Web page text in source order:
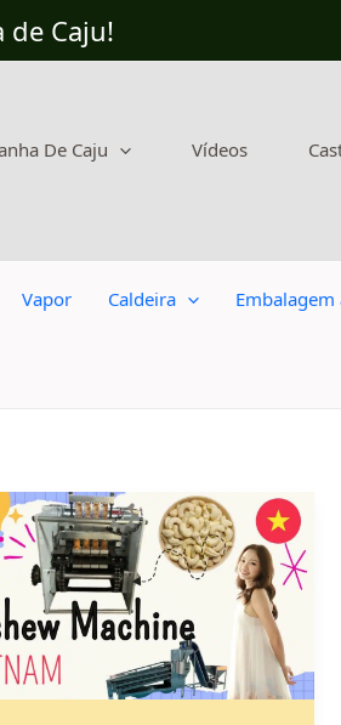
de Caju!
De Caju Vídeos
Vapor Caldeira Embalagem